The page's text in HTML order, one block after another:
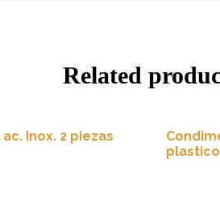
Related
Inox. 2 piezas
plastico